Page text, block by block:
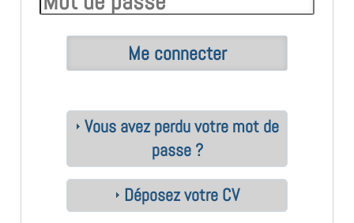
Vous avez perdu votre mot de
passe ?
Déposez votre CV